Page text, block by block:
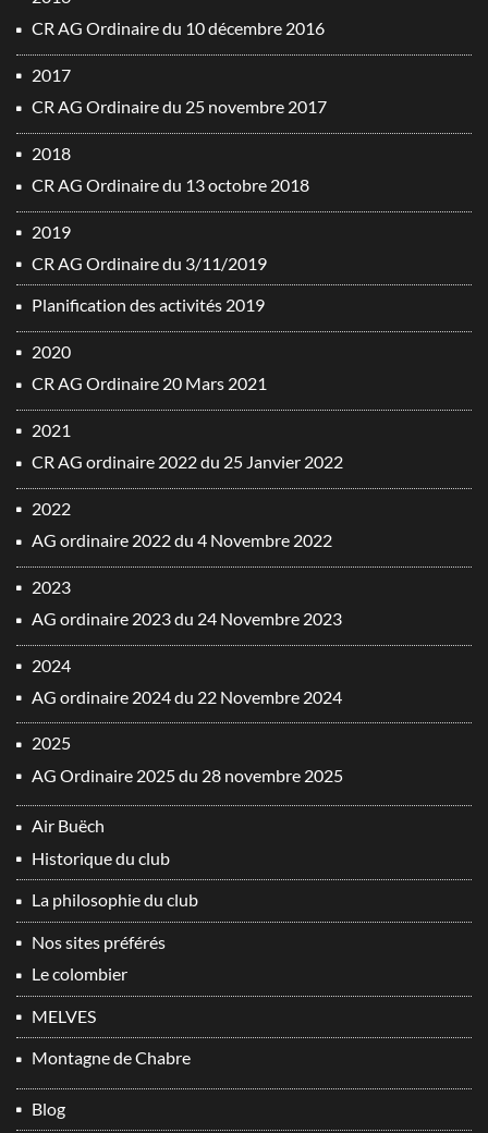
CR AG Ordinaire du 10 décembre 2016
2017
CR AG Ordinaire du 25 novembre 2017
2018
CR AG Ordinaire du 13 octobre 2018
2019
CR AG Ordinaire du 3/11/2019
Planification des activités 2019
2020
CR AG Ordinaire 20 Mars 2021
2021
CR AG ordinaire 2022 du 25 Janvier 2022
2022
AG ordinaire 2022 du 4 Novembre 2022
2023
AG ordinaire 2023 du 24 Novembre 2023
2024
AG ordinaire 2024 du 22 Novembre 2024
2025
AG Ordinaire 2025 du 28 novembre 2025
Air Buëch
Historique du club
La philosophie du club
Nos sites préférés
Le colombier
MELVES
Montagne de Chabre
Blog